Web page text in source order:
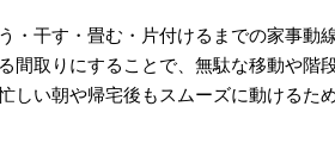
・干す・畳む・片付けるまでの家事動
間取りにすることで、無駄な移動や階
しい朝や帰宅後もスムーズに動けるた